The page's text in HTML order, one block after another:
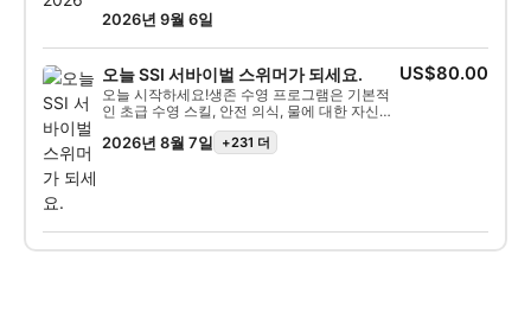
입니다. 다른 여행지들은 추천 여행지입니
져 수준 높은 경험을 제공하는 해양 휴양지
입니다. 인아쿠아 부세오는 기본적인 휴양지
에서 더 멀리 떨어진 바다를 즐기고 싶은 여
행객을 위해 설계된 익스피리언스를 선보입
니다. 모든 몰입에서 정확성, 자율성 및 기술
적인 깊이를 중시하는 사람들을 위한 여행입
세계적으로 인정받고 있습니다. 이는 고급
비즈니스에 중요한 의미를 갖습니다: - 자율
2026년 9월 6일
오늘 SSI 서바이벌 스위머가 되세요.
오늘 시작하세요!생존 수영 프로그램은 기본적
인 초급 수영 스킬, 안전 의식, 물에 대한 자신감
등 포괄적인 교육을 제공합니다. 참가자들은 호
흡 조절, 효율적인 영법, 부력 및 생존 기술과 같
고 두려움을 극복하기 위한 실용적인 전략을 제
2026년 8월 7일 +231 더
US$80.00